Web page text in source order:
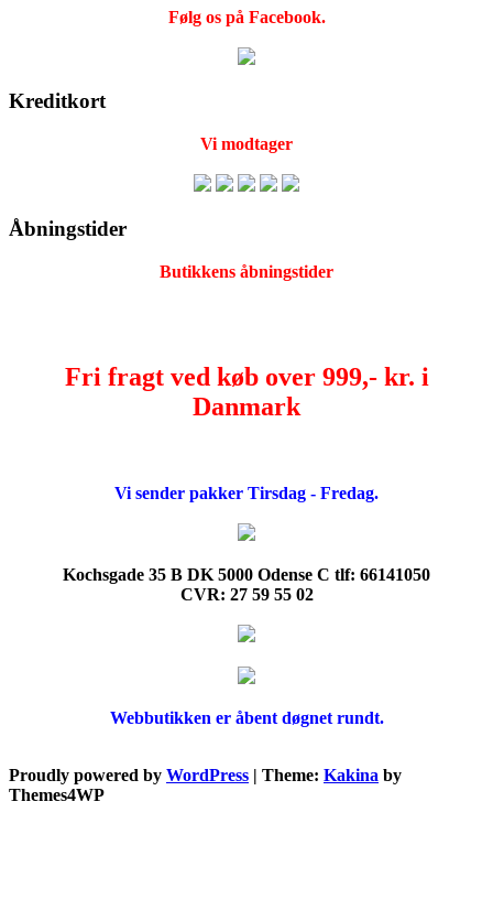
Følg os på Facebook.
Kreditkort
Vi modtager
Åbningstider
Butikkens åbningstider
Fri fragt ved køb over 999,- kr. i
Danmark
Vi sender pakker Tirsdag - Fredag.
Kochsgade 35 B DK 5000 Odense C tlf: 66141050
CVR: 27 59 55 02
Webbutikken er åbent døgnet rundt.
Proudly powered by WordPress | Theme: Kakina by
Themes4WP